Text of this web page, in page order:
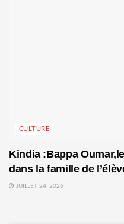
CULTURE
Kindia :Bappa
dans la famille de
JUILLET 24, 2026